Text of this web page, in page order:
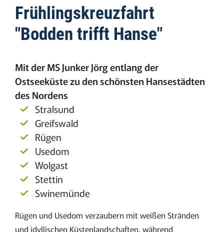
Frühlingskreuzfahrt
"Bodden trifft Hanse"
Mit der MS Junker Jörg entlang der
Ostseeküste zu den schönsten Hansestädten
des Nordens
Stralsund
Greifswald
Rügen
Usedom
Wolgast
Stettin
Swinemünde
Rügen und Usedom verzaubern mit weißen Stränden
und idyllischen Küstenlandschaften, während